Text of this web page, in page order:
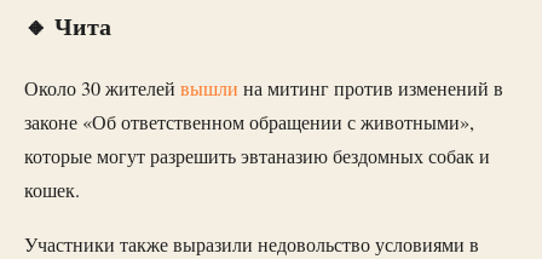
🔸 Чита
Около 30 жителей вышли на митинг против изменений в
законе «Об ответственном обращении с животными»,
которые могут разрешить эвтаназию бездомных собак и
кошек.
Участники также выразили недовольство условиями в